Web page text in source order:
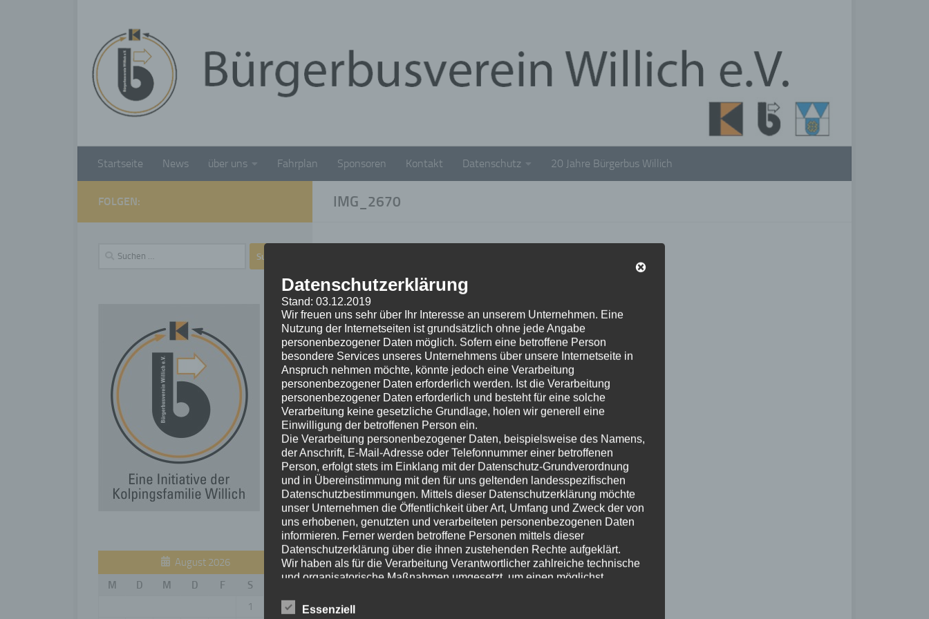
Startseite News über uns Fahrplan Sponsoren Kontakt Datenschutz 20 Jahre Bürgerbus Willich
IMG_2670
5. NOVEMBER 2021
FOLGEN:
Suchen
August 2026
M
D M D F S
1
Datenschutzerklärung
Stand: 03.12.2019
Wir freuen uns sehr über Ihr Interesse an unserem Unternehmen. Eine
Nutzung der Internetseiten ist grundsätzlich ohne jede Angabe
personenbezogener Daten möglich. Sofern eine betroffene Person
besondere Services unseres Unternehmens über unsere Internetseite in
Anspruch nehmen möchte, könnte jedoch eine Verarbeitung
personenbezogener Daten erforderlich werden. Ist die Verarbeitung
personenbezogener Daten erforderlich und besteht für eine solche
Verarbeitung keine gesetzliche Grundlage, holen wir generell eine
Einwilligung der betroffenen Person ein.
Die Verarbeitung personenbezogener Daten, beispielsweise des Namens,
der Anschrift, E-Mail-Adresse oder Telefonnummer einer betroffenen
Person, erfolgt stets im Einklang mit der Datenschutz-Grundverordnung
und in Übereinstimmung mit den für uns geltenden landesspezifischen
Datenschutzbestimmungen. Mittels dieser Datenschutzerklärung möchte
unser Unternehmen die Öffentlichkeit über Art, Umfang und Zweck der von
uns erhobenen, genutzten und verarbeiteten personenbezogenen Daten
informieren. Ferner werden betroffene Personen mittels dieser
Datenschutzerklärung über die ihnen zustehenden Rechte aufgeklärt.
Wir haben als für die Verarbeitung Verantwortlicher zahlreiche technische
und organisatorische Maßnahmen umgesetzt, um einen möglichst
personenbezogenen Daten sicherzustellen. Dennoch können
Essenziell